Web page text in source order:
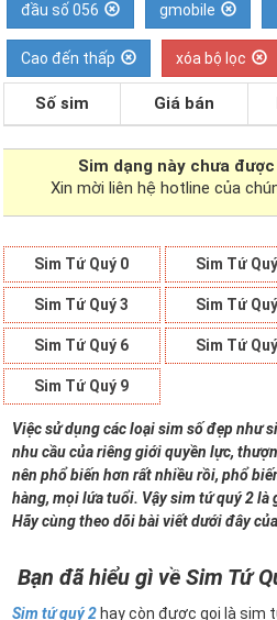
đầu số 056 gmobile
Cao đến thấp xóa bộ lọc
Số sim Giá bán
Sim dạng này chưa
Xin mời liên hệ hotline của
Sim Tứ Quý 0 Sim Tứ
Sim Tứ Quý 3 Sim Tứ
Sim Tứ Quý 6 Sim Tứ
Sim Tứ Quý 9
Việc sử dụng các loại sim số đẹp như
nhu cầu của riêng giới quyền lực,
nên phổ biến hơn rất nhiều rồi, phổ
hàng, mọi lứa tuổi. Vậy sim tứ quý 2 là
Hãy cùng theo dõi bài viết dưới đây
Bạn đã hiểu gì về Sim Tứ
Sim tứ quý 2 hay còn được gọi là sim